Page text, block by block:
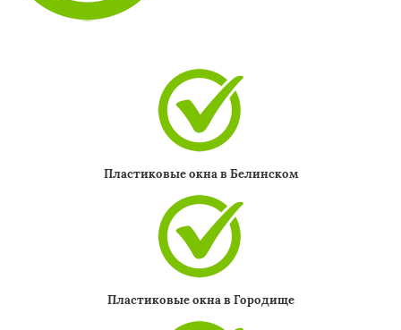
Пластиковые окна в Белинском
Пластиковые окна в Городище